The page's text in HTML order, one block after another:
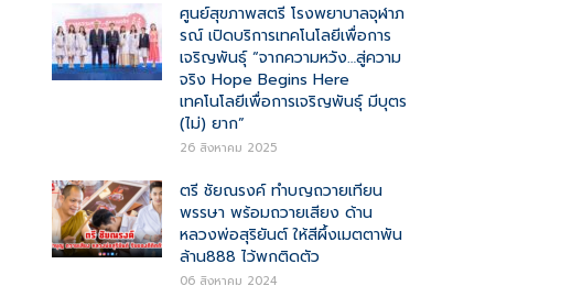
ศูนย์สุขภาพสตรี โรงพยาบาลจุฬาภ
รณ์ เปิดบริการเทคโนโลยีเพื่อการ
เจริญพันธุ์ “จากความหวัง…สู่ความ
จริง Hope Begins Here
เทคโนโลยีเพื่อการเจริญพันธุ์ มีบุตร
(ไม่) ยาก”
26 สิงหาคม 2025
ตรี ชัยณรงค์ ทำบญถวายเทียน
พรรษา พร้อมถวายเสียง ด้าน
หลวงพ่อสุริยันต์ ให้สีผึ้งเมตตาพัน
ล้าน888 ไว้พกติดตัว
06 สิงหาคม 2024